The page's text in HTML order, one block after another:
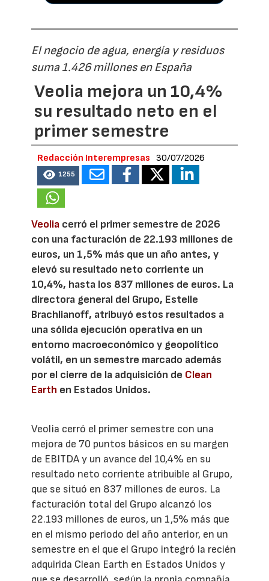
El negocio de agua, energía y residuos
suma 1.426 millones en España
Veolia mejora un 10,4%
su resultado neto en el
primer semestre
Redacción Interempresas 30/07/2026
1255
Veolia cerró el primer semestre de 2026
con una facturación de 22.193 millones de
euros, un 1,5% más que un año antes, y
elevó su resultado neto corriente un
10,4%, hasta los 837 millones de euros. La
directora general del Grupo, Estelle
Brachlianoff, atribuyó estos resultados a
una sólida ejecución operativa en un
entorno macroeconómico y geopolítico
volátil, en un semestre marcado además
por el cierre de la adquisición de Clean
Earth en Estados Unidos.
Veolia cerró el primer semestre con una
mejora de 70 puntos básicos en su margen
de EBITDA y un avance del 10,4% en su
resultado neto corriente atribuible al Grupo,
que se situó en 837 millones de euros. La
facturación total del Grupo alcanzó los
22.193 millones de euros, un 1,5% más que
en el mismo periodo del año anterior, en un
semestre en el que el Grupo integró la recién
adquirida Clean Earth en Estados Unidos y